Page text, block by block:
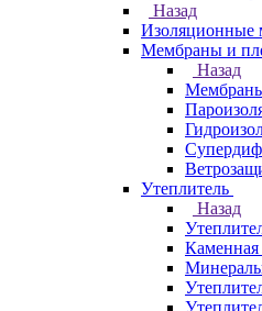
Назад
Изоляционные
Мембраны и
Назад
Утеплитель
Назад
Каменная